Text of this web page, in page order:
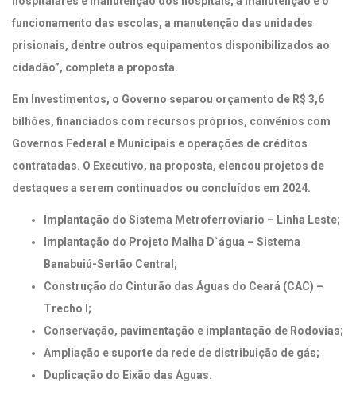
funcionamento das escolas, a manutenção das unidades
prisionais, dentre outros equipamentos disponibilizados ao
cidadão”, completa a proposta.
Em Investimentos, o Governo separou orçamento de R$ 3,6
bilhões, financiados com recursos próprios, convênios com
Governos Federal e Municipais e operações de créditos
contratadas. O Executivo, na proposta, elencou projetos de
destaques a serem continuados ou concluídos em 2024.
Implantação do Sistema Metroferroviario – Linha Leste;
Implantação do Projeto Malha D`água – Sistema
Banabuiú-Sertão Central;
Construção do Cinturão das Águas do Ceará (CAC) –
Trecho I;
Conservação, pavimentação e implantação de Rodovias;
Ampliação e suporte da rede de distribuição de gás;
Duplicação do Eixão das Águas.